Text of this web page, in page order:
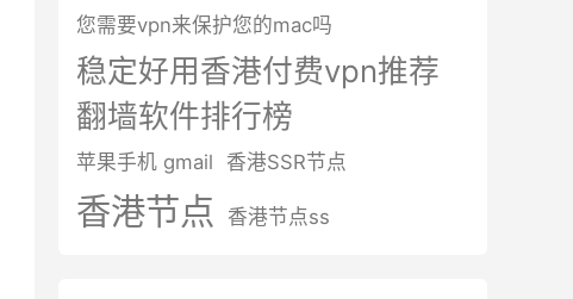
您需要vpn来保护您的mac吗
稳定好用香港付费vpn推荐
翻墙软件排行榜
苹果手机 gmail 香港SSR节点
香港节点 香港节点ss